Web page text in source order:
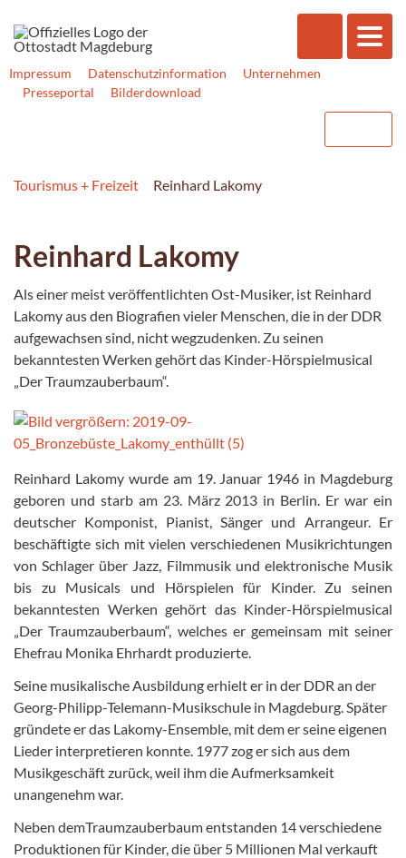
Impressum Datenschutzinformation
Unternehmen
Presseportal
Bilderdownload
Tourismus + Freizeit Reinhard Lakomy
Reinhard Lakomy
Als einer meist veröffentlichten Ost-Musiker, ist Reinhard
Lakomy aus den Biografien vieler Menschen, die in der DDR
aufgewachsen sind, nicht wegzudenken. Zu seinen
bekanntesten Werken gehört das Kinder-Hörspielmusical
„Der Traumzauberbaum“.
Reinhard Lakomy wurde am 19. Januar 1946 in Magdeburg
geboren und starb am 23. März 2013 in Berlin. Er war ein
deutscher Komponist, Pianist, Sänger und Arrangeur. Er
beschäftigte sich mit vielen verschiedenen Musikrichtungen
von Schlager über Jazz, Filmmusik und elektronische Musik
bis zu Musicals und Hörspielen für Kinder. Zu seinen
bekanntesten Werken gehört das Kinder-Hörspielmusical
„Der Traumzauberbaum“, welches er gemeinsam mit seiner
Ehefrau Monika Ehrhardt produzierte.
Seine musikalische Ausbildung erhielt er in der DDR an der
Georg-Philipp-Telemann-Musikschule in Magdeburg. Später
gründete er das Lakomy-Ensemble, mit dem er seine eigenen
Lieder interpretieren konnte. 1977 zog er sich aus dem
Musikgeschäft zurück, weil ihm die Aufmerksamkeit
unangenehm war.
Neben demTraumzauberbaum entstanden 14 verschiedene
Produktionen für Kinder, die über 5 Millionen Mal verkauft